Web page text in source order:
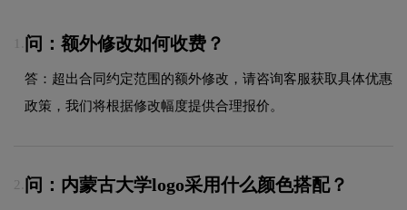
问：额外修改如何收费？
答：超出合同约定范围的额外修改，请咨询客服获取具体优惠
政策，我们将根据修改幅度提供合理报价。
2. 问：内蒙古大学logo采用什么颜色搭配？